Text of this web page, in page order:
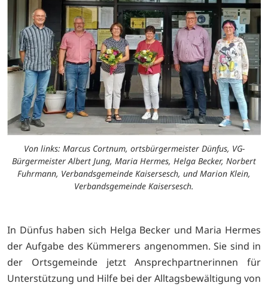
Von links: Marcus Cortnum, ortsbürgermeister Dünfus, VG-
Bürgermeister Albert Jung, Maria Hermes, Helga Becker, Norbert
Fuhrmann, Verbandsgemeinde Kaisersesch, und Marion Klein,
Verbandsgemeinde Kaisersesch.
In Dünfus haben sich Helga Becker und Maria Hermes
der Aufgabe des Kümmerers angenommen. Sie sind in
der Ortsgemeinde jetzt Ansprechpartnerinnen für
Unterstützung und Hilfe bei der Alltagsbewältigung von